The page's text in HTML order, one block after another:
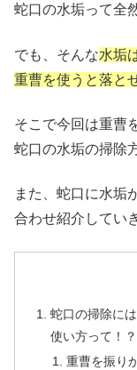
蛇口の水垢って全
でも、そんな水垢
重曹を使うと落と
そこで今回は重曹
蛇口の水垢の掃除
また、蛇口に水垢
合わせ紹介してい
蛇口の掃除に
使い方って！？
重曹を振り